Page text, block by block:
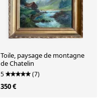
Toile, paysage de montagne
de Chatelin
5 (7)
350 €